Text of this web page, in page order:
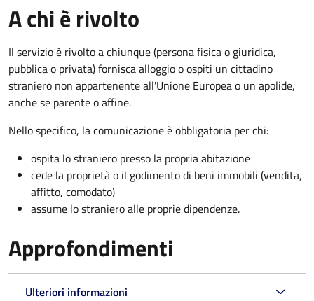
A chi è rivolto
Il servizio è rivolto a chiunque (persona fisica o giuridica,
pubblica o privata) fornisca alloggio o ospiti un cittadino
straniero non appartenente all'Unione Europea o un apolide,
anche se parente o affine.
Nello specifico, la comunicazione è obbligatoria per chi:
ospita lo straniero presso la propria abitazione
cede la proprietà o il godimento di beni immobili (vendita,
affitto, comodato)
assume lo straniero alle proprie dipendenze.
Approfondimenti
Ulteriori informazioni